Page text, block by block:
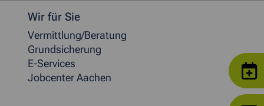
Weitere allgemeine Informationen
Wir für Sie
Vermittlung/Beratung
Grundsicherung
E-Services
Jobcenter Aachen